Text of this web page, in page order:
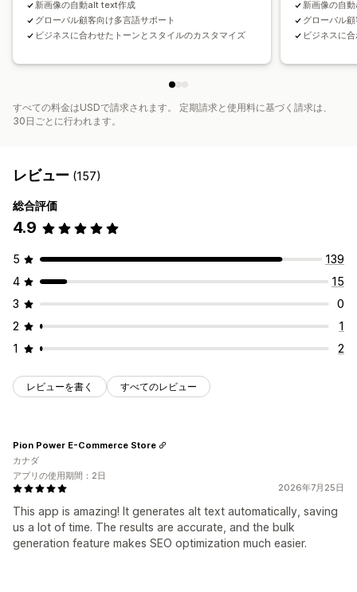
新画像の自動alt text作成
グローバル顧客向け多言語サポート
ビジネスに合わせたトーンとスタイルのカスタマイズ
新画像の自
グローバル
ビジネスに
すべての料金はUSDで請求されます。 定期請求と使用料に基づく請求は、
30日ごとに行われます。
レビュー (157)
総合評価
4.9
5
139
4
15
3
0
2
1
1
2
レビューを書く すべてのレビュー
2026年7月25日
This app is amazing! It generates alt text automatically, saving
us a lot of time. The results are accurate, and the bulk
generation feature makes SEO optimization much easier.
Pion Power E-Commerce Store
カナダ
アプリの使用期間：2日